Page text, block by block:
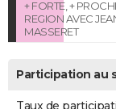
+ FORTE, +
REGION AVEC
MASSERET
Participation au
Taux de